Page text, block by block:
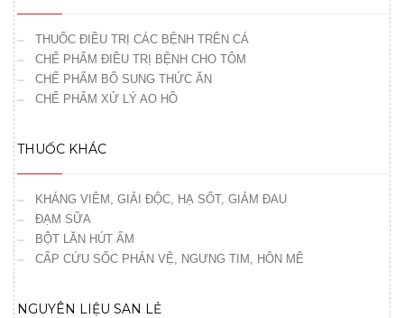
THUỐC ĐIỀU TRỊ CÁC BỆNH TRÊN CÁ
CHẾ PHẨM ĐIỀU TRỊ BỆNH CHO TÔM
CHẾ PHẨM BỔ SUNG THỨC ĂN
CHẾ PHẨM XỬ LÝ AO HỒ
THUỐC KHÁC
KHÁNG VIÊM, GIẢI ĐỘC, HẠ SỐT, GIẢM ĐAU
ĐẠM SỮA
BỘT LĂN HÚT ẨM
CẤP CỨU SỐC PHẢN VỆ, NGƯNG TIM, HÔN MÊ
NGUYÊN LIỆU SAN LẺ